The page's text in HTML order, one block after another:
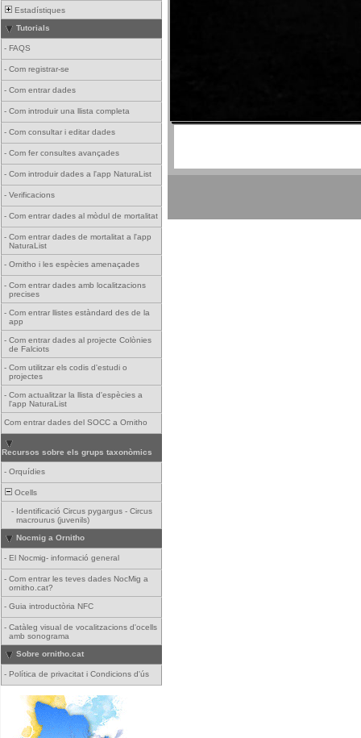
Estadístiques
Tutorials
- FAQS
- Com registrar-se
- Com entrar dades
- Com introduir una llista completa
- Com consultar i editar dades
- Com fer consultes avançades
- Com introduir dades a l'app NaturaList
- Verificacions
- Com entrar dades al mòdul de mortalitat
- Com entrar dades de mortalitat a l'app
NaturaList
- Ornitho i les espècies amenaçades
- Com entrar dades amb localitzacions
precises
- Com entrar llistes estàndard des de la
app
- Com entrar dades al projecte Colònies
de Falciots
- Com utilitzar els codis d'estudi o
projectes
- Com actualitzar la llista d'espècies a
l'app NaturaList
Com entrar dades del SOCC a Ornitho
Recursos sobre els grups taxonòmics
- Orquídies
Ocells
- Identificació Circus pygargus - Circus
macrourus (juvenils)
Nocmig a Ornitho
- El Nocmig- informació general
- Com entrar les teves dades NocMig a
ornitho.cat?
- Guia introductòria NFC
- Catàleg visual de vocalitzacions d'ocells
amb sonograma
Sobre ornitho.cat
- Política de privacitat i Condicions d'ús